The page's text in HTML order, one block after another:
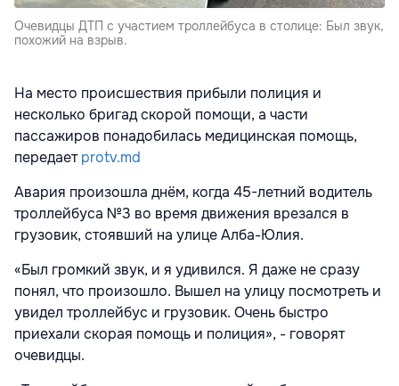
Очевидцы ДТП с участием троллейбуса в столице: Был звук,
похожий на взрыв.
На место происшествия прибыли полиция и
несколько бригад скорой помощи, а части
пассажиров понадобилась медицинская помощь,
передаетprotv.md
Авария произошла днём, когда 45-летний водитель
троллейбуса №3 во время движения врезался в
грузовик, стоявший на улице Алба-Юлия.
«Был громкий звук, и я удивился. Я даже не сразу
понял, что произошло. Вышел на улицу посмотреть и
увидел троллейбус и грузовик. Очень быстро
приехали скорая помощь и полиция», - говорят
очевидцы.